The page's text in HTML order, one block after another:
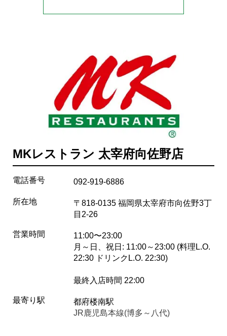
MKレストラン 太宰府向佐野店
電話番号 092-919-6886
所在地
〒818-0135 福岡県太宰府市向佐野3丁
目2-26
営業時間
11:00〜23:00
月～日、祝日: 11:00～23:00 (料理L.O.
22:30 ドリンクL.O. 22:30)
最終入店時間 22:00
最寄り駅
都府楼南駅
JR鹿児島本線(博多～八代)